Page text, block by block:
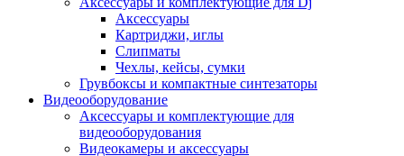
Аксессуары
Картриджи, иглы
Слипматы
Чехлы, кейсы, сумки
Грувбоксы и компактные синтезаторы
Видеооборудование
Аксессуары и комплектующие для
видеооборудования
Видеокамеры и аксессуары